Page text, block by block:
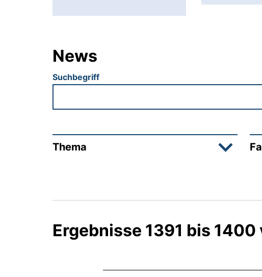
News
Suchbegriff
Thema
Ergebnisse 1391 bis 1400